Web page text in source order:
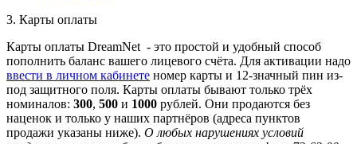
3. Карты оплаты
Карты оплаты DreamNet - это простой и удобный способ
пополнить баланс вашего лицевого счёта. Для активации надо
ввести в личном кабинете номер карты и 12-значный пин из-
под защитного поля. Карты оплаты бывают только трёх
номиналов: 300, 500 и 1000 рублей. Они продаются без
наценок и только у наших партнёров (адреса пунктов
продажи указаны ниже). О любых нарушениях условий